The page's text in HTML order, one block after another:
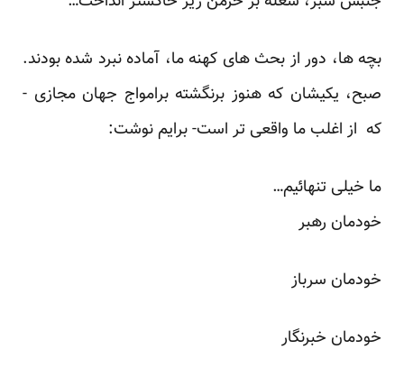
بچه ها، دور از بحث های کهنه ما، آماده نبرد شده بودند.
صبح، یکیشان که هنوز برنگشته برامواج جهان مجازی -
که از اغلب ما واقعی تر است- برایم نوشت:
ما خیلی تنهائیم…
خودمان رهبر
خودمان سرباز
خودمان خبرنگار